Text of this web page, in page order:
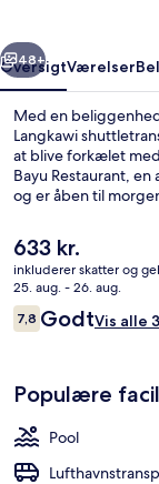
Næste
48+
OversigtVærelser
Med en
Langkawi
at blive forkælet
Bayu Restaurant,
og er åben til
fitnesscenter.
Den
nuværende
pris
er
633 kr.
633 kr.
inkluderer skatter og
25. aug. - 26. aug.
Anmeldelser
7,87,8 ud af 10.
GodtVis alle
Populære
Pool